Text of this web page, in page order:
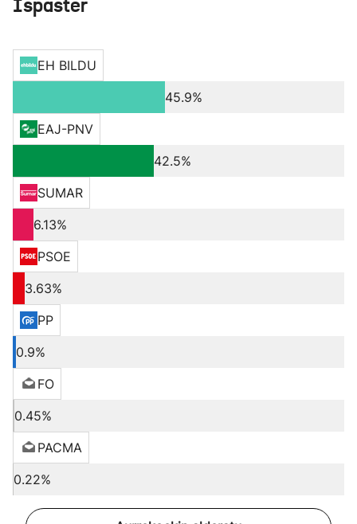
Ispaster
EH BILDU
45.9%
EAJ-PNV
42.5%
SUMAR
6.13%
PSOE
3.63%
PP
0.9%
FO
0.45%
PACMA
0.22%